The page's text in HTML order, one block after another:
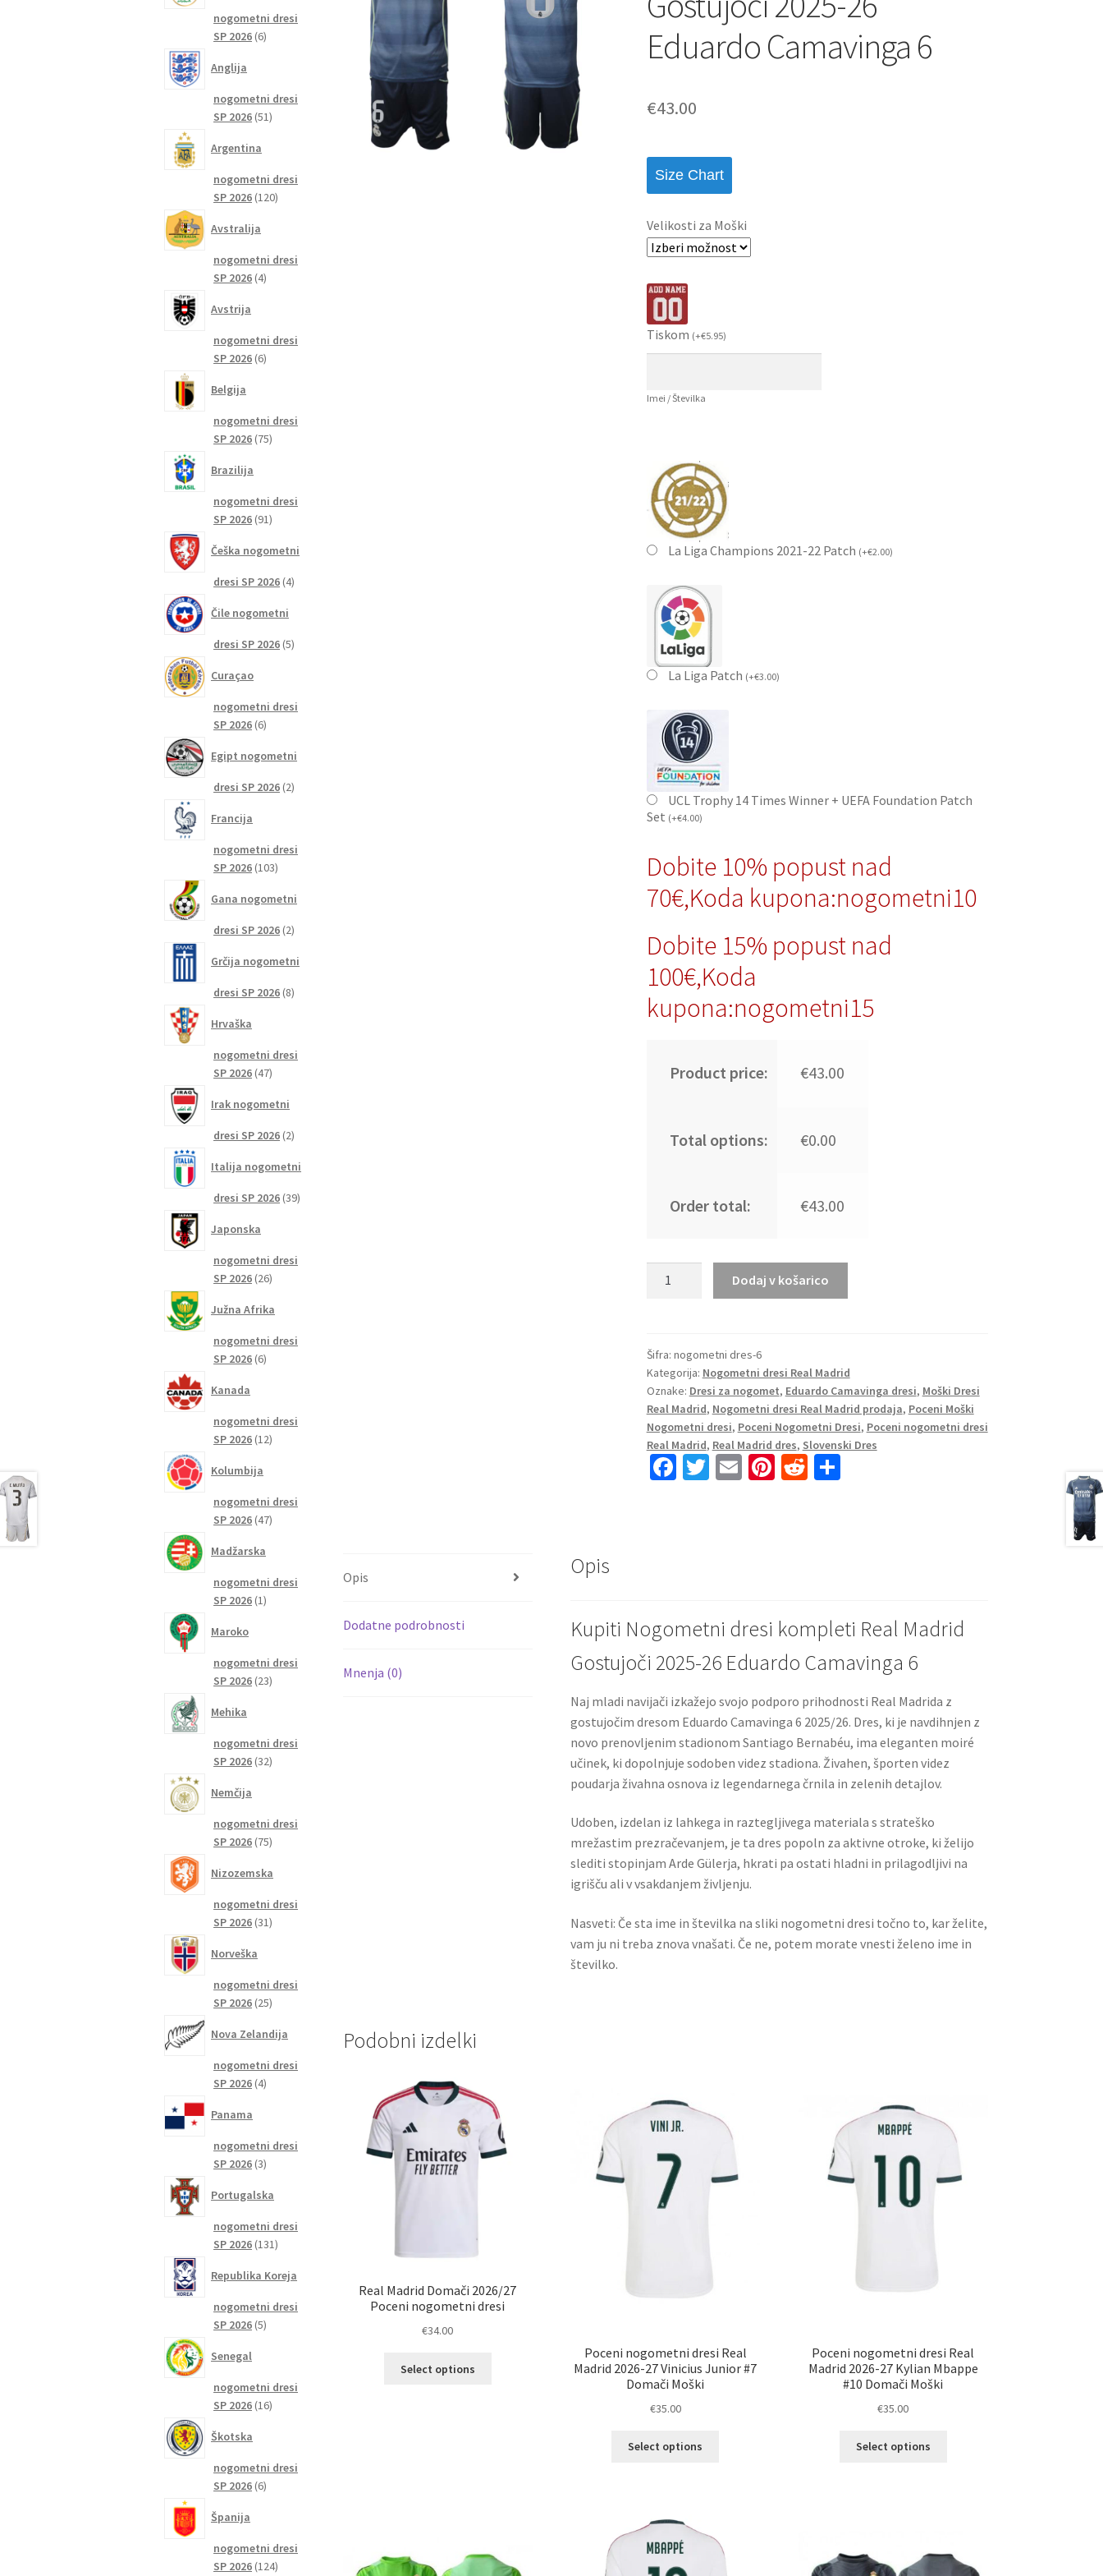
Eduardo Camavinga 6
€43.00
Size Chart
Velikosti za Moški
Tiskom (+€5.95)
Imei / Številka
La Liga Champions 2021-22 Patch (+€2.00)
La Liga Patch (+€3.00)
UCL Trophy 14 Times Winner + UEFA Foundation Patch
Set (+€4.00)
Dobite 10% popust nad
70€,Koda kupona:nogometni10
Dobite 15% popust nad
100€,Koda
kupona:nogometni15
Product price: €43.00
Total options: €0.00
Order total: €43.00
Real
Madrid
Gostujoči
2025-
26
Eduardo
Camavinga
Dodaj v košarico
Šifra: nogometni dres-6
Kategorija: Nogometni dresi Real Madrid
Oznake: Dresi za nogomet, Eduardo Camavinga dresi, Moški Dresi
Real Madrid, Nogometni dresi Real Madrid prodaja, Poceni Moški
Nogometni dresi, Poceni Nogometni Dresi, Poceni nogometni dresi
Real Madrid, Real Madrid dres, Slovenski Dres
Fa T E Pi R S
Opis
Dodatne podrobnosti
Mnenja (0)
Opis
Kupiti Nogometni dresi kompleti Real Madrid
Gostujoči 2025-26 Eduardo Camavinga 6
Naj mladi navijači izkažejo svojo podporo prihodnosti Real Madrida z
gostujočim dresom Eduardo Camavinga 6 2025/26. Dres, ki je navdihnjen z
novo prenovljenim stadionom Santiago Bernabéu, ima eleganten moiré
učinek, ki dopolnjuje sodoben videz stadiona. Živahen, športen videz
poudarja živahna osnova iz legendarnega črnila in zelenih detajlov.
Udoben, izdelan iz lahkega in raztegljivega materiala s strateško
mrežastim prezračevanjem, je ta dres popoln za aktivne otroke, ki želijo
slediti stopinjam Arde Gülerja, hkrati pa ostati hladni in prilagodljivi na
igrišču ali v vsakdanjem življenju.
Nasveti: Če sta ime in številka na sliki nogometni dresi točno to, kar želite,
vam ju ni treba znova vnašati. Če ne, potem morate vnesti želeno ime in
številko.
Podobni izdelki
Real Madrid Domači 2026/27
Poceni nogometni dresi
€34.00
Select options
Poceni nogometni dresi Real
Madrid 2026-27 Vinicius Junior #7
Domači Moški
€35.00
Select options
lahko
Poceni nogometni dresi Real
Madrid 2026-27 Kylian Mbappe
#10 Domači Moški
€35.00
Select options
izberete
nogometni dresi
SP 2026 66
Anglija
nogometni dresi
SP 2026 5151
Argentina
nogometni dresi
SP 2026 120120
Avstralija
nogometni dresi
SP 2026 44
Avstrija
nogometni dresi
SP 2026 66
Belgija
nogometni dresi
SP 2026 7575
Brazilija
nogometni dresi
SP 2026 9191
Češka nogometni
dresi SP 2026 44
Čile nogometni
dresi SP 2026 55
Curaçao
nogometni dresi
SP 2026 66
Egipt nogometni
dresi SP 2026 22
Francija
nogometni dresi
SP 2026 103103
Gana nogometni
dresi SP 2026 22
Grčija nogometni
dresi SP 2026 88
Hrvaška
nogometni dresi
SP 2026 4747
Irak nogometni
dresi SP 2026 22
Italija nogometni
dresi SP 2026 3939
Japonska
nogometni dresi
SP 2026 2626
Južna Afrika
nogometni dresi
SP 2026 66
Kanada
nogometni dresi
SP 2026 1212
Kolumbija
nogometni dresi
SP 2026 4747
Madžarska
nogometni dresi
SP 2026 11
Maroko
nogometni dresi
SP 2026 2323
Mehika
nogometni dresi
SP 2026 3232
Nemčija
nogometni dresi
SP 2026 7575
Nizozemska
nogometni dresi
SP 2026 3131
Norveška
nogometni dresi
SP 2026 2525
Nova Zelandija
nogometni dresi
SP 2026 44
Panama
nogometni dresi
SP 2026 33
Portugalska
nogometni dresi
SP 2026 131131
Republika Koreja
nogometni dresi
SP 2026 55
Senegal
nogometni dresi
SP 2026 1616
Škotska
nogometni dresi
SP 2026 66
Španija
nogometni dresi
SP 2026 124124